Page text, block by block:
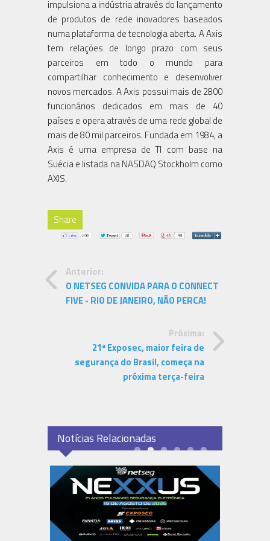
impulsiona a indústria através do lançamento
de produtos de rede inovadores baseados
numa plataforma de tecnologia aberta. A Axis
tem relações de longo prazo com seus
parceiros em todo o mundo para
compartilhar conhecimento e desenvolver
novos mercados. A Axis possui mais de 2800
funcionários dedicados em mais de 40
países e opera através de uma rede global de
mais de 80 mil parceiros. Fundada em 1984, a
Axis é uma empresa de TI com base na
Suécia e listada na NASDAQ Stockholm como
AXIS.
Share
Anterior:
O NETSEG CONVIDA PARA O CONNECT
FIVE - RIO DE JANEIRO, NÃO PERCA!
Próxima:
21ª Exposec, maior feira de
segurança do Brasil, começa na
próxima terça-feira
Notícias Relacionadas